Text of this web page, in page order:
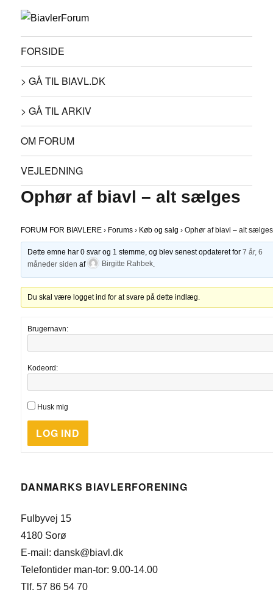
FORSIDE
> GÅ TIL BIAVL.DK
> GÅ TIL ARKIV
OM FORUM
VEJLEDNING
Ophør af biavl – alt sælges
FORUM FOR BIAVLERE › Forums › Køb og salg › Ophør af biavl – alt sælges
Dette emne har 0 svar og 1 stemme, og blev senest opdateret for 7 år, 6
måneder siden af Birgitte Rahbek.
Du skal være logget ind for at svare på dette indlæg.
Brugernavn:
Kodeord:
Husk mig
LOG IND
DANMARKS BIAVLERFORENING
Fulbyvej 15
4180 Sorø
E-mail: dansk@biavl.dk
Telefontider man-tor: 9.00-14.00
Tlf. 57 86 54 70